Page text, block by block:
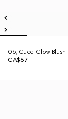
06, Gucci Glow Blush
CA$67